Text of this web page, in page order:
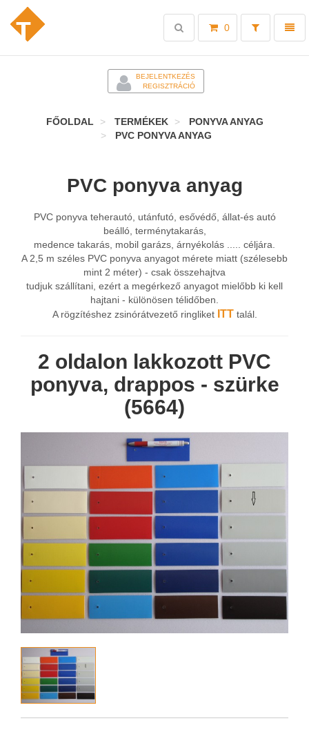
Toggle
0
Toggle
search
BEJELENTKEZÉS
REGISZTRÁCIÓ
FŐOLDAL TERMÉKEK
PONYVA ANYAG
PVC PONYVA ANYAG
PVC ponyva anyag
PVC ponyva teherautó, utánfutó, esővédő, állat-és autó
beálló, terménytakarás,
medence takarás, mobil garázs, árnyékolás ..... céljára.
A 2,5 m széles PVC ponyva anyagot mérete miatt (szélesebb
mint 2 méter) - csak összehajtva
tudjuk szállítani, ezért a megérkező anyagot mielőbb ki kell
hajtani - különösen télidőben.
A rögzítéshez zsinórátvezető ringliket ITTtalál.
2 oldalon lakkozott PVC
ponyva, drappos - szürke
(5664)